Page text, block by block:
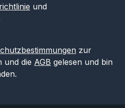
und
zur
und die AGB gelesen und bin